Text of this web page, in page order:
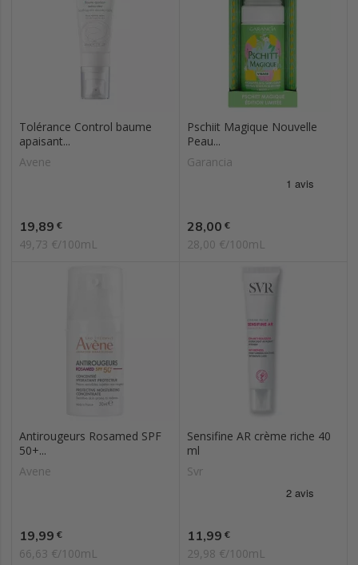
Tolérance Control baume
apaisant...
Avene
Prix
19,89 €
49,73 €/100mL
Pschiit Magique Nouvelle
Peau...
Garancia
Prix
28,00 €
28,00 €/100mL
Antirougeurs Rosamed SPF
50+...
Avene
Prix
19,99 €
66,63 €/100mL
Sensifine AR crème riche 40
ml
Svr
Prix
11,99 €
29,98 €/100mL